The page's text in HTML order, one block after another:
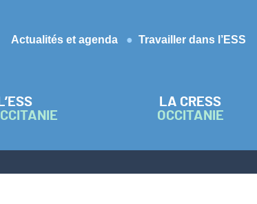
Actualités et agenda
Travailler dans l’ESS
L’ESS
LA CRESS
OCCITANIE